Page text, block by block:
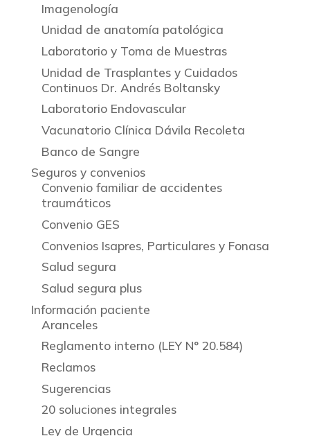
Imagenología
Unidad de anatomía patológica
Laboratorio y Toma de Muestras
Unidad de Trasplantes y Cuidados
Continuos Dr. Andrés Boltansky
Laboratorio Endovascular
Vacunatorio Clínica Dávila Recoleta
Banco de Sangre
Seguros y convenios
Convenio familiar de accidentes
traumáticos
Convenio GES
Convenios Isapres, Particulares y Fonasa
Salud segura
Salud segura plus
Información paciente
Aranceles
Reglamento interno (LEY N° 20.584)
Reclamos
Sugerencias
20 soluciones integrales
Ley de Urgencia